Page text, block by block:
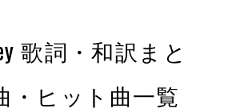
歌詞・和訳まと
・ヒット曲一覧